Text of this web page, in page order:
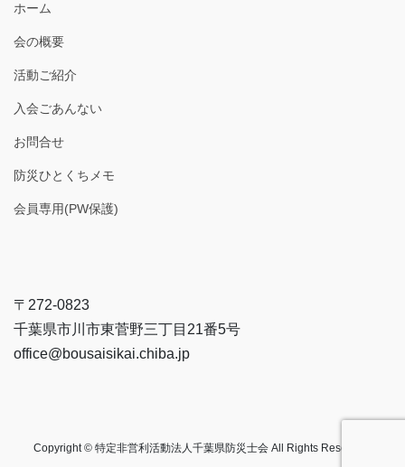
ホーム
会の概要
活動ご紹介
入会ごあんない
お問合せ
防災ひとくちメモ
会員専用(PW保護)
〒272-0823
千葉県市川市東菅野三丁目21番5号
office@bousaisikai.chiba.jp
Copyright © 特定非営利活動法人千葉県防災士会 All Rights Reserved.